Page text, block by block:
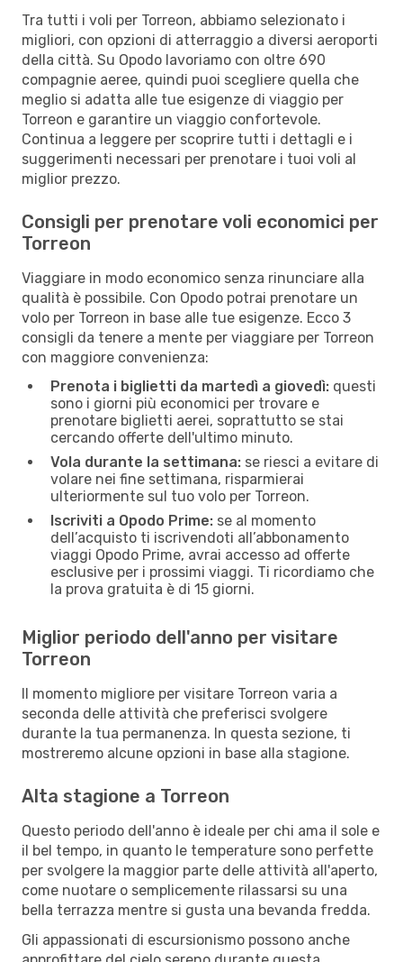
Tra tutti i voli per Torreon, abbiamo selezionato i
migliori, con opzioni di atterraggio a diversi aeroporti
della città. Su Opodo lavoriamo con oltre 690
compagnie aeree, quindi puoi scegliere quella che
meglio si adatta alle tue esigenze di viaggio per
Torreon e garantire un viaggio confortevole.
Continua a leggere per scoprire tutti i dettagli e i
suggerimenti necessari per prenotare i tuoi voli al
miglior prezzo.
Consigli per prenotare voli economici per
Torreon
Viaggiare in modo economico senza rinunciare alla
qualità è possibile. Con Opodo potrai prenotare un
volo per Torreon in base alle tue esigenze. Ecco 3
consigli da tenere a mente per viaggiare per Torreon
con maggiore convenienza:
Prenota i biglietti da martedì a giovedì: questi
sono i giorni più economici per trovare e
prenotare biglietti aerei, soprattutto se stai
cercando offerte dell'ultimo minuto.
Vola durante la settimana: se riesci a evitare di
volare nei fine settimana, risparmierai
ulteriormente sul tuo volo per Torreon.
Iscriviti a Opodo Prime: se al momento
dell’acquisto ti iscrivendoti all’abbonamento
viaggi Opodo Prime, avrai accesso ad offerte
esclusive per i prossimi viaggi. Ti ricordiamo che
la prova gratuita è di 15 giorni.
Miglior periodo dell'anno per visitare
Torreon
Il momento migliore per visitare Torreon varia a
seconda delle attività che preferisci svolgere
durante la tua permanenza. In questa sezione, ti
mostreremo alcune opzioni in base alla stagione.
Alta stagione a Torreon
Questo periodo dell'anno è ideale per chi ama il sole e
il bel tempo, in quanto le temperature sono perfette
per svolgere la maggior parte delle attività all'aperto,
come nuotare o semplicemente rilassarsi su una
bella terrazza mentre si gusta una bevanda fredda.
Gli appassionati di escursionismo possono anche